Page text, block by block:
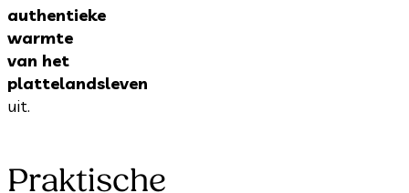
authentieke
warmte
van het
plattelandsleven
uit.
Praktische